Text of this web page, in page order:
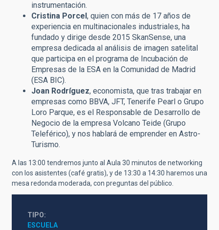
instrumentación.
Cristina Porcel , quien con más de 17 años de
experiencia en multinacionales industriales, ha
fundado y dirige desde 2015 SkanSense, una
empresa dedicada al análisis de imagen satelital
que participa en el programa de Incubación de
Empresas de la ESA en la Comunidad de Madrid
(ESA BIC).
Joan Rodríguez, economista, que tras trabajar en
empresas como BBVA, JFT, Tenerife Pearl o Grupo
Loro Parque, es el Responsable de Desarrollo de
Negocio de la empresa Volcano Teide (Grupo
Teleférico), y nos hablará de emprender en Astro-
Turismo.
A las 13:00 tendremos junto al Aula 30 minutos de networking
con los asistentes (café gratis), y de 13:30 a 14:30 haremos una
mesa redonda moderada, con preguntas del público.
TIPO
ESCUELA